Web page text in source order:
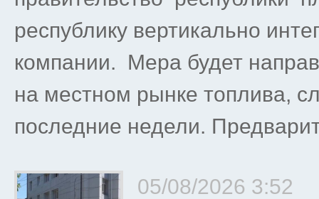
республику вертикально
компании. Мера будет
на местном рынке топлива,
последние недели.
05/08/2026 3:52